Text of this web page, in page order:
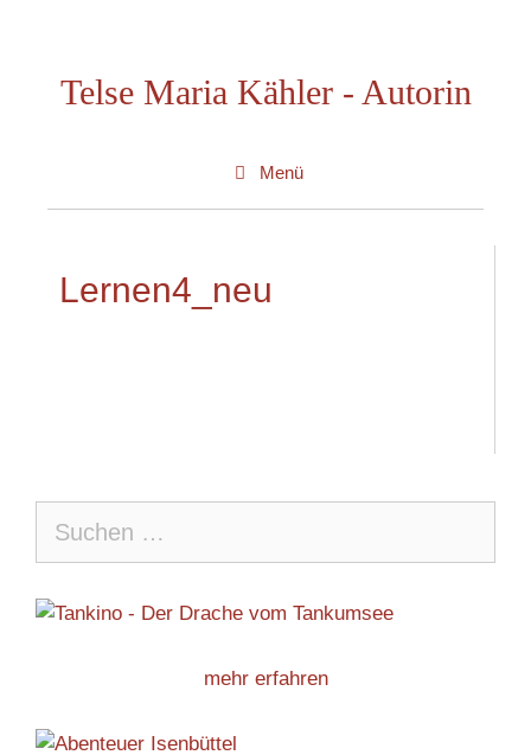
springenTelse Maria Kähler - Autorin
Menü
Lernen4_neu
nach:
mehr erfahren